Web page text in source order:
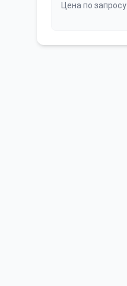
Цена по запросу